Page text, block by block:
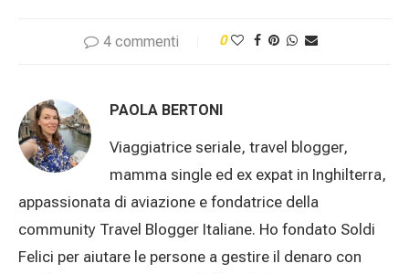
4 commenti 0
PAOLA BERTONI
Viaggiatrice seriale, travel blogger,
mamma single ed ex expat in Inghilterra,
appassionata di aviazione e fondatrice della
community Travel Blogger Italiane. Ho fondato Soldi
Felici per aiutare le persone a gestire il denaro con